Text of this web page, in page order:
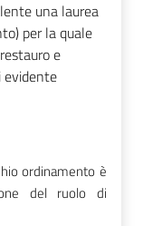
una laurea
per la quale
e
evidente
ordinamento è
del ruolo di